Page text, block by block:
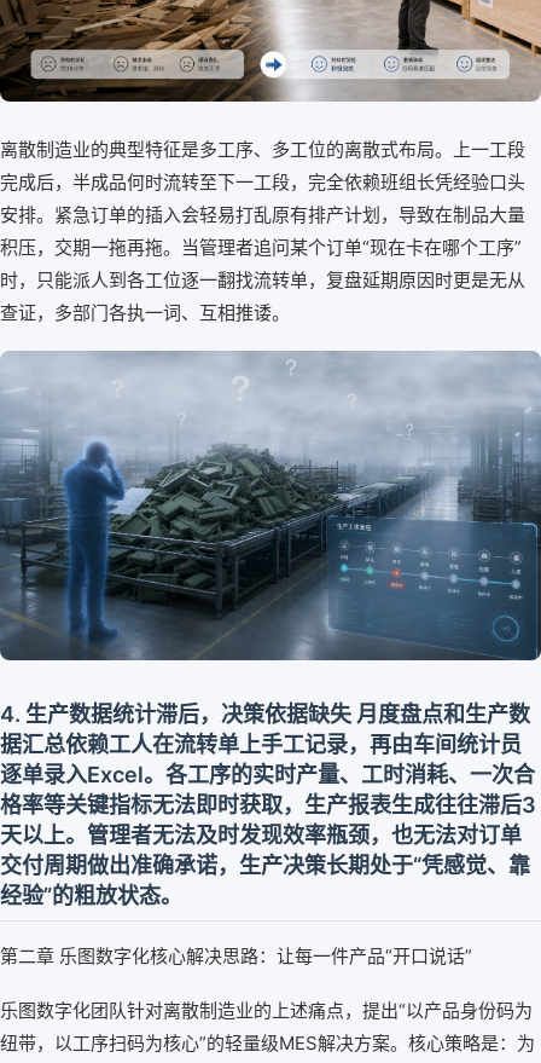
离散制造业的典型特征是多工序、多工位的离散式布局。上一工段
完成后，半成品何时流转至下一工段，完全依赖班组长凭经验口头
安排。紧急订单的插入会轻易打乱原有排产计划，导致在制品大量
积压，交期一拖再拖。当管理者追问某个订单“现在卡在哪个工序”
时，只能派人到各工位逐一翻找流转单，复盘延期原因时更是无从
查证，多部门各执一词、互相推诿。
4. 生产数据统计滞后，决策依据缺失 月度盘点和生产数
据汇总依赖工人在流转单上手工记录，再由车间统计员
逐单录入Excel。各工序的实时产量、工时消耗、一次合
格率等关键指标无法即时获取，生产报表生成往往滞后3
天以上。管理者无法及时发现效率瓶颈，也无法对订单
交付周期做出准确承诺，生产决策长期处于“凭感觉、靠
经验”的粗放状态。
第二章 乐图数字化核心解决思路：让每一件产品“开口说话”
乐图数字化团队针对离散制造业的上述痛点，提出“以产品身份码为
纽带，以工序扫码为核心”的轻量级MES解决方案。核心策略是：为